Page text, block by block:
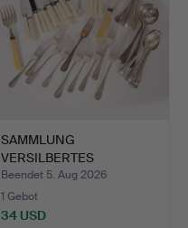
SAMMLUNG
VERSILBERTES
TAFELGERÄT (ANZAHL).
Beendet 5. Aug 2026
1 Gebot
34 USD